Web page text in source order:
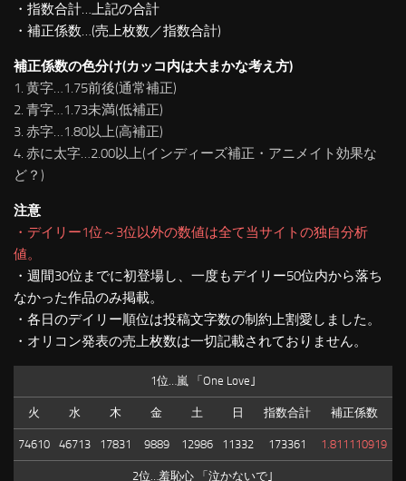
・指数合計…上記の合計
・補正係数…(売上枚数／指数合計)
補正係数の色分け(カッコ内は大まかな考え方)
1. 黄字…1.75前後(通常補正)
2. 青字…1.73未満(低補正)
3. 赤字…1.80以上(高補正)
4. 赤に太字…2.00以上(インディーズ補正・アニメイト効果な
ど？)
注意
・デイリー1位～3位以外の数値は全て当サイトの独自分析
値。
・週間30位までに初登場し、一度もデイリー50位内から落ち
なかった作品のみ掲載。
・各日のデイリー順位は投稿文字数の制約上割愛しました。
・オリコン発表の売上枚数は一切記載されておりません。
1位…嵐 「One Love｣
火 水 木 金 土 日 指数合計 補正係数
74610 46713 17831 9889 12986 11332 173361 1.811110919
2位…羞恥心 「泣かないで｣